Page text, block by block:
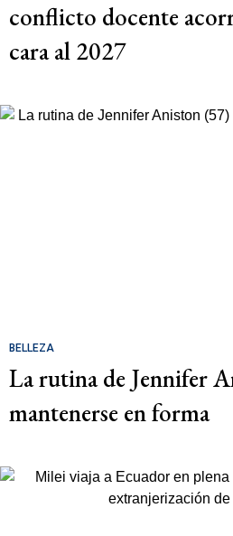
conflicto docente
cara al 2027
BELLEZA
La rutina de Jennifer
mantenerse en forma